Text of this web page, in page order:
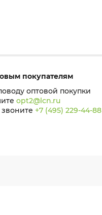
покупателям
оптовой покупки
opt2@lcn.ru
+7 (495) 229-44-88